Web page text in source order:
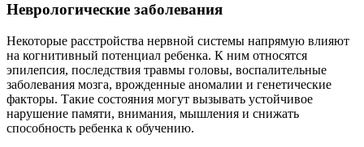
Неврологические заболевания
Некоторые расстройства нервной системы напрямую влияют
на когнитивный потенциал ребенка. К ним относятся
эпилепсия, последствия травмы головы, воспалительные
заболевания мозга, врожденные аномалии и генетические
факторы. Такие состояния могут вызывать устойчивое
нарушение памяти, внимания, мышления и снижать
способность ребенка к обучению.